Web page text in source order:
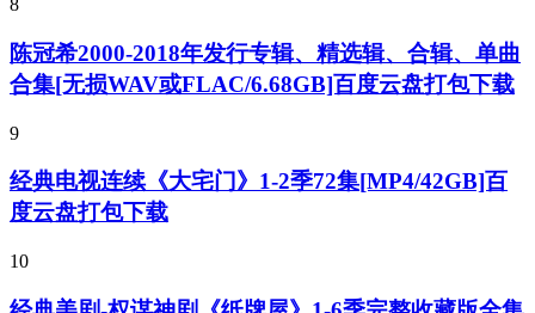
8
陈冠希2000-2018年发行专辑、精选辑、合辑、单曲
合集[无损WAV或FLAC/6.68GB]百度云盘打包下载
9
经典电视连续《大宅门》1-2季72集[MP4/42GB]百
度云盘打包下载
10